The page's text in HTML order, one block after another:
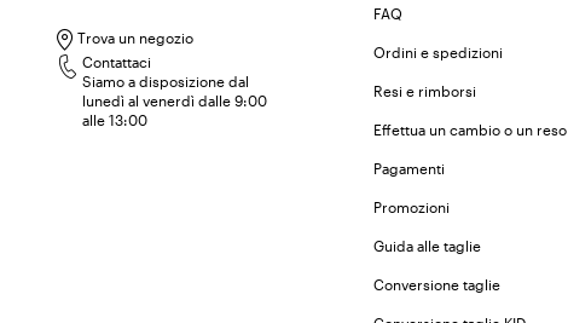
Trova un negozio
Contattaci
Siamo a disposizione dal
lunedì al venerdì dalle 9:00
alle 13:00
FAQ
Ordini e spedizioni
Resi e rimborsi
Effettua un cambio o un reso
Pagamenti
Promozioni
Guida alle taglie
Conversione taglie